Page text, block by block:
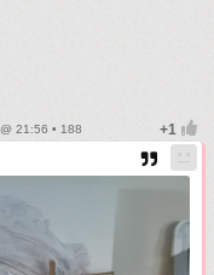
21:56 • 188